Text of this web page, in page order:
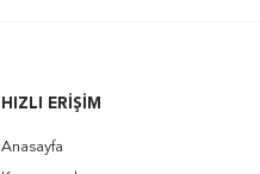
HIZLI ERIŞIM
Anasayfa